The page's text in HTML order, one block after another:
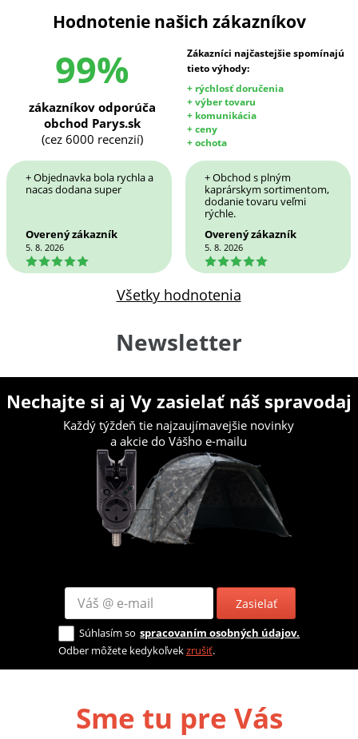
Hodnotenie našich zákazníkov
99%
Zákazníci najčastejšie spomínajú
tieto výhody:
+ rýchlosť doručenia
+ výber tovaru
+ komunikácia
+ ceny
+ ochota
zákazníkov odporúča
obchod Parys.sk
(cez 6000 recenzií)
+ Objednavka bola rychla a
nacas dodana super
Overený zákazník
5. 8. 2026
5
+ Obchod s plným
kaprárskym sortimentom,
dodanie tovaru veľmi
rýchle.
Overený zákazník
5. 8. 2026
5
Všetky hodnotenia
Newsletter
Nechajte si aj Vy zasielať náš spravodaj
Každý týždeň tie najzaujímavejšie novinky
a akcie do Vášho e-mailu
Zasielať
Súhlasím so spracovaním osobných údajov.
Odber môžete kedykoľvekzrušiť.
Sme tu pre Vás